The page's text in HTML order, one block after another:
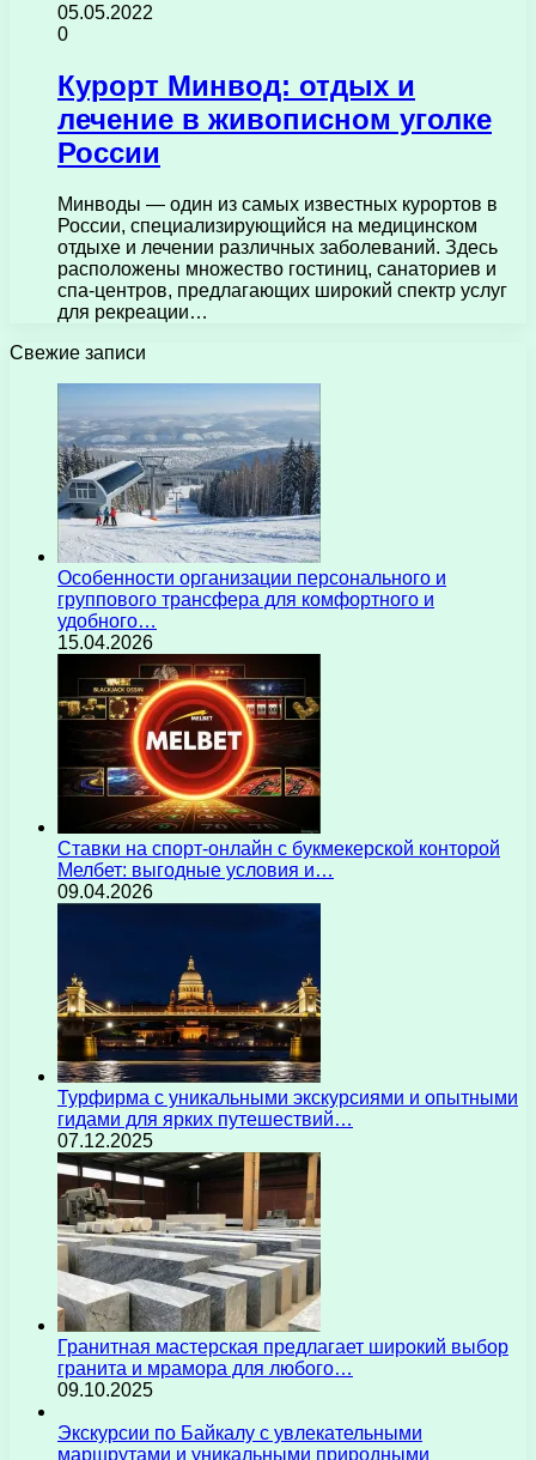
05.05.2022
0
Курорт Минвод: отдых и
лечение в живописном уголке
России
Минводы — один из самых известных курортов в
России, специализирующийся на медицинском
отдыхе и лечении различных заболеваний. Здесь
расположены множество гостиниц, санаториев и
спа-центров, предлагающих широкий спектр услуг
для рекреации…
Свежие записи
Особенности организации персонального и
группового трансфера для комфортного и
удобного…
15.04.2026
Ставки на спорт-онлайн с букмекерской конторой
Мелбет: выгодные условия и…
09.04.2026
Турфирма с уникальными экскурсиями и опытными
гидами для ярких путешествий…
07.12.2025
Гранитная мастерская предлагает широкий выбор
гранита и мрамора для любого…
09.10.2025
Экскурсии по Байкалу с увлекательными
маршрутами и уникальными природными